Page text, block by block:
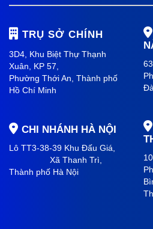
TRỤ SỞ CHÍNH
3D4, Khu Biệt Thự Thạnh
Xuân, KP 57,
Phường Thới An, Thành phố
Hồ Chí Minh
CHI NHÁNH HÀ NỘI
Lô TT3-38-39 Khu Đấu Giá,
Xã Thanh Trì,
Thành phố Hà Nội